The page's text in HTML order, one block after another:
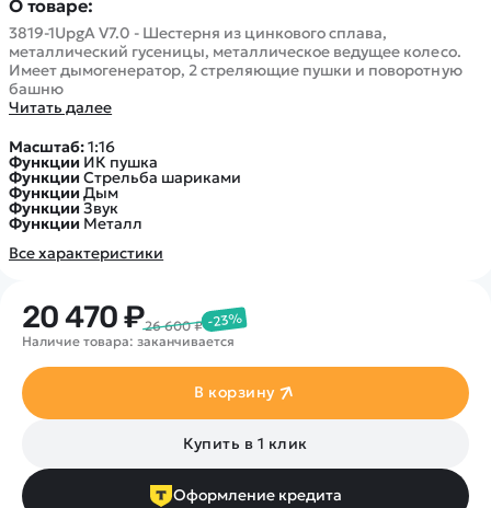
О товаре:
3819-1UpgA V7.0 - Шестерня из цинкового сплава,
металлический гусеницы, металлическое ведущее колесо.
Имеет дымогенератор, 2 стреляющие пушки и поворотную
башню
Читать далее
Масштаб:1:16
Функции ИК пушка
Функции Стрельба шариками
Функции Дым
Функции Звук
Функции Металл
Все характеристики
20 470 ₽26 600 ₽ -23%
Наличие товара: заканчивается
В корзину
Купить в 1 клик
Оформление кредита